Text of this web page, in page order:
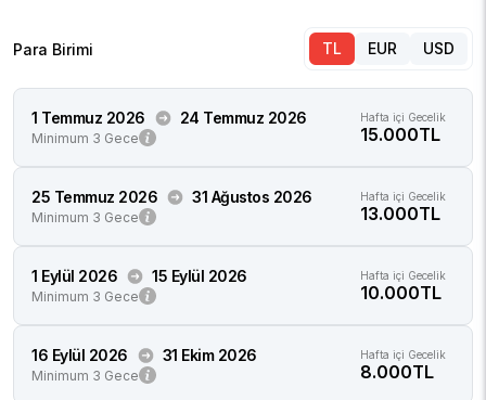
Para Birimi TL EUR USD
1 Temmuz 2026 24 Temmuz 2026
Minimum 3 Gece
Hafta içi Gecelik
15.000TL
25 Temmuz 2026 31 Ağustos 2026
Minimum 3 Gece
Hafta içi Gecelik
13.000TL
1 Eylül 2026 15 Eylül 2026
Minimum 3 Gece
Hafta içi Gecelik
10.000TL
16 Eylül 2026 31 Ekim 2026
Minimum 3 Gece
Hafta içi Gecelik
8.000TL